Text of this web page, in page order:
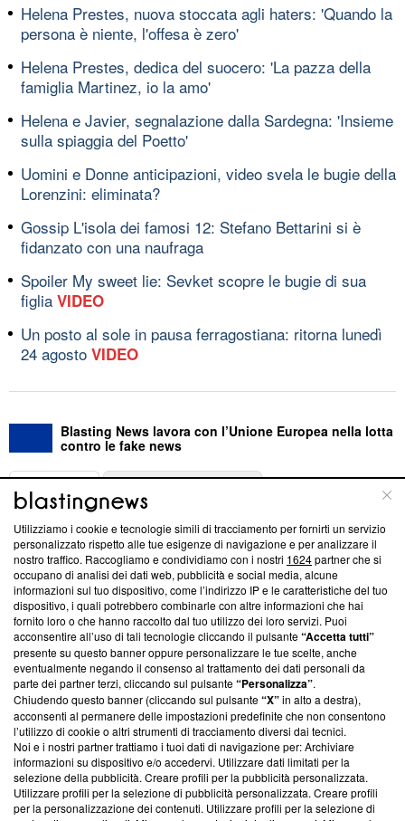
Helena Prestes, nuova stoccata agli haters: 'Quando la
persona è niente, l'offesa è zero'
Helena Prestes, dedica del suocero: 'La pazza della
famiglia Martinez, io la amo'
Helena e Javier, segnalazione dalla Sardegna: 'Insieme
sulla spiaggia del Poetto'
Uomini e Donne anticipazioni, video svela le bugie della
Lorenzini: eliminata?
Gossip L'isola dei famosi 12: Stefano Bettarini si è
fidanzato con una naufraga
Spoiler My sweet lie: Sevket scopre le bugie di sua
figlia VIDEO
Un posto al sole in pausa ferragostiana: ritorna lunedì
24 agosto VIDEO
Blasting News lavora con l’Unione Europea nella lotta
contro le fake news
ABOUT
Questa sezione offre informazioni trasparenti su Blasting
News, sui nostri processi editoriali e su come ci impegniamo a
creare news di qualità. Inoltre, afferma la nostra aderenza a
‘Trust Project - News with Integrity’Blasting News non è
ancora membro del programma, ma ha richiesto di farne
parte; Trust Project non ha ancora effettuato una verifica di
conformità agli standard.
Su di noi
Team editoriale
Corporate
Redazione
Informativa Privacy
Utilizziamo i cookie e tecnologie simili di tracciamento per fornirti un servizio
personalizzato rispetto alle tue esigenze di navigazione e per analizzare il
nostro traffico. Raccogliamo e condividiamo con i nostri 1624partner che si
occupano di analisi dei dati web, pubblicità e social media, alcune
informazioni sul tuo dispositivo, come l’indirizzo IP e le caratteristiche del tuo
dispositivo, i quali potrebbero combinarle con altre informazioni che hai
fornito loro o che hanno raccolto dal tuo utilizzo dei loro servizi. Puoi
acconsentire all’uso di tali tecnologie cliccando il pulsante“Accetta tutti”
presente su questo banner oppure personalizzare le tue scelte, anche
eventualmente negando il consenso al trattamento dei dati personali da
parte dei partner terzi, cliccando sul pulsante“Personalizza”.
Chiudendo questo banner (cliccando sul pulsante“X”in alto a destra),
acconsenti al permanere delle impostazioni predefinite che non consentono
l’utilizzo di cookie o altri strumenti di tracciamento diversi dai tecnici.
Noi e i nostri partner trattiamo i tuoi dati di navigazione per: Archiviare
informazioni su dispositivo e/o accedervi. Utilizzare dati limitati per la
selezione della pubblicità. Creare profili per la pubblicità personalizzata.
Utilizzare profili per la selezione di pubblicità personalizzata. Creare profili
per la personalizzazione dei contenuti. Utilizzare profili per la selezione di